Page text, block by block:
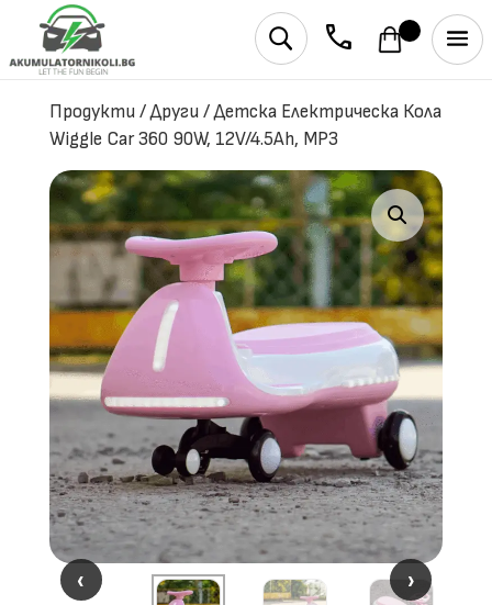
phone
U
Продукти/Други/Детска Електрическа Кола
Wiggle Car 360 90W, 12V/4.5Ah, MP3
‹ ›
‹ ›